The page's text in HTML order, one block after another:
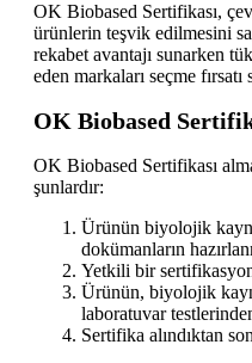
OK Biobased Sertifikası,
ürünlerin teşvik edilmesini
rekabet avantajı sunarken
eden markaları seçme fırsatı
OK Biobased
OK Biobased Sertifikası
şunlardır:
Ürünün biyolojik
dokümanların
Yetkili bir
Ürünün, biyolojik
laboratuvar
Sertifika alındıktan